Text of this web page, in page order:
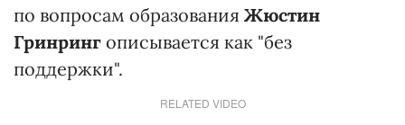
по вопросам образования Жюстин
Гринринг описывается как "без
поддержки".
RELATED VIDEO